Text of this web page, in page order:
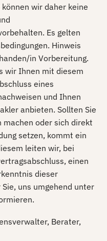
wir daher keine
Es gelten
Hinweis
in Vorbereitung.
wir Ihnen mit diesem
eines
und Ihnen
anbieten. Sollten Sie
machen oder sich direkt
setzen, kommt ein
leiten wir, bei
einen
dieser
uns umgehend unter
Berater,